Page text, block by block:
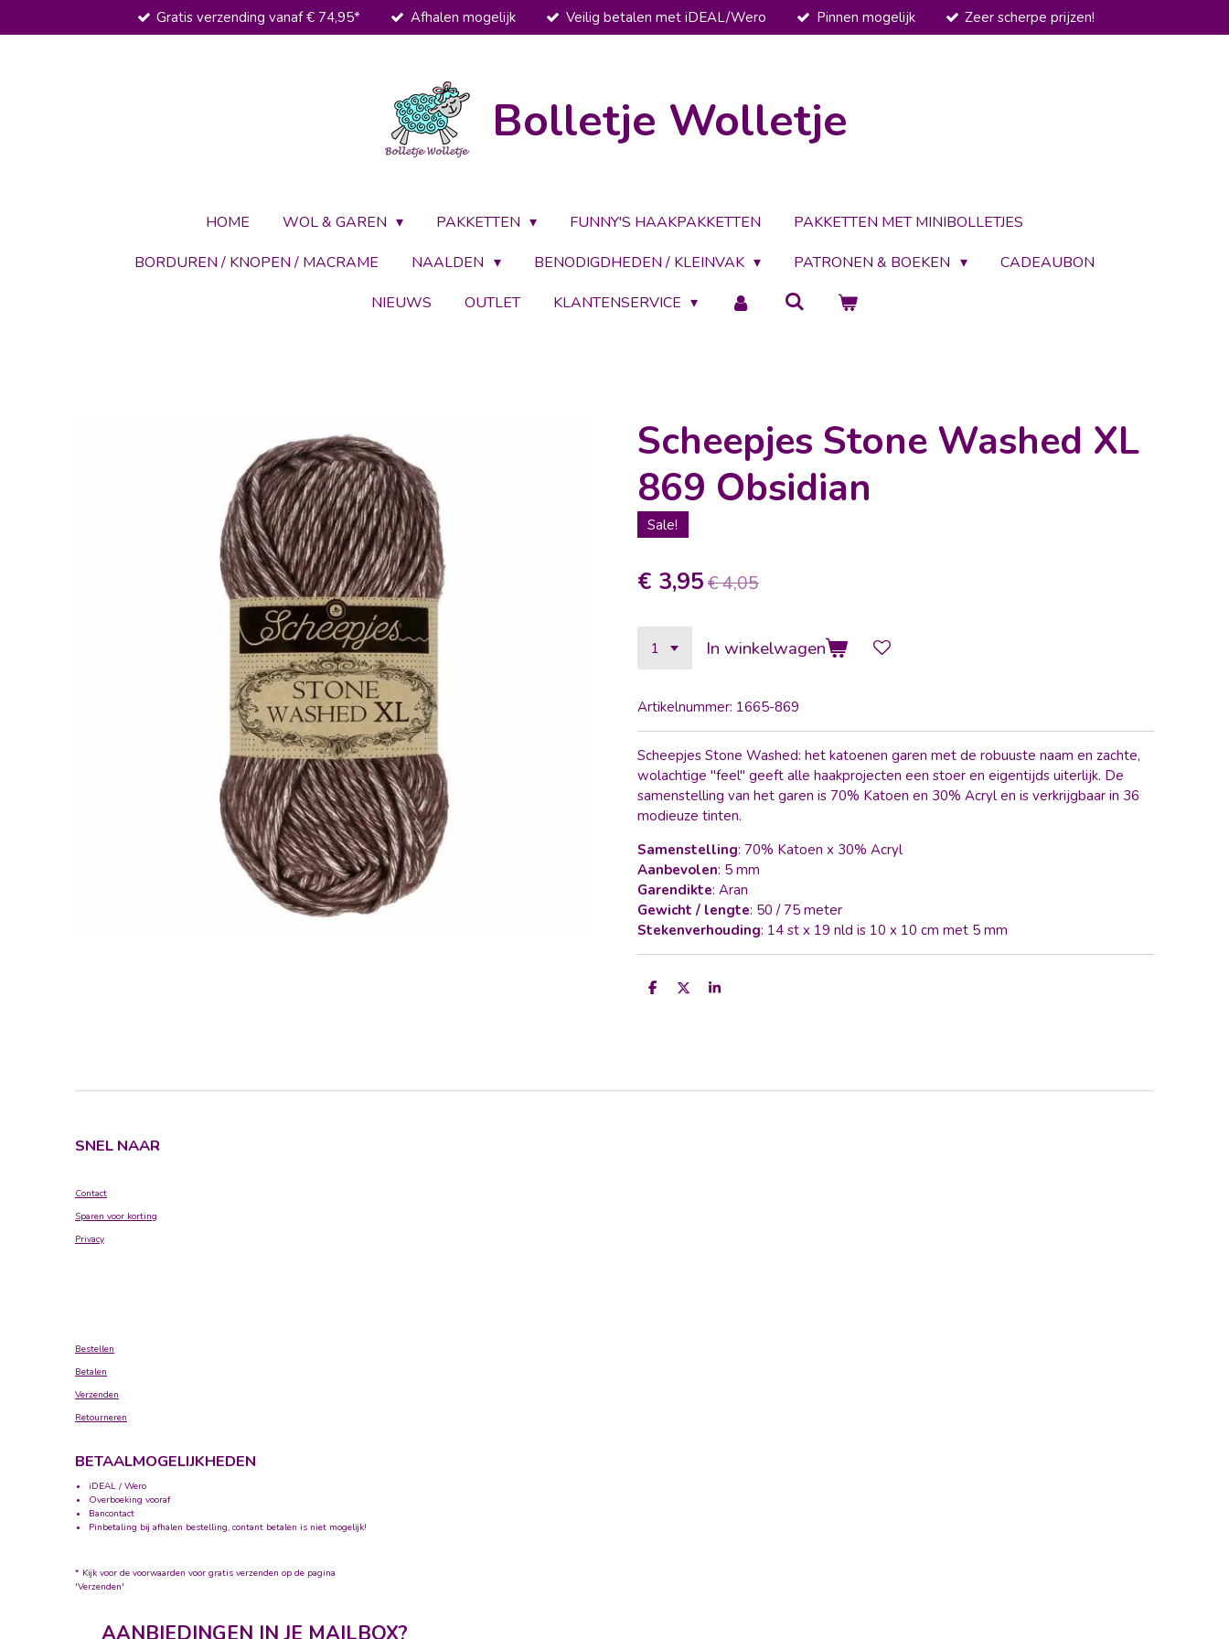
direct
Gratis verzending vanaf € 74,95* Afhalen mogelijk Veilig betalen met iDEAL/Wero Pinnen mogelijk Zeer scherpe prijzen!
Bolletje Wolletje
HOME WOL & GAREN PAKKETTEN FUNNY'S HAAKPAKKETTEN
PAKKETTEN MET MINIBOLLETJES
BORDUREN / KNOPEN / MACRAME
NAALDEN BENODIGDHEDEN / KLEINVAK PATRONEN & BOEKEN
CADEAUBON
NIEUWS
OUTLET KLANTENSERVICE
Scheepjes Stone Washed XL
869 Obsidian
Sale!
€ 3,95€ 4,05
In winkelwagen
Artikelnummer: 1665-869
Scheepjes Stone Washed: het katoenen garen met de robuuste naam en zachte,
wolachtige "feel" geeft alle haakprojecten een stoer en eigentijds uiterlijk. De
samenstelling van het garen is 70% Katoen en 30% Acryl en is verkrijgbaar in 36
modieuze tinten.
Samenstelling: 70% Katoen x 30% Acryl
Aanbevolen: 5 mm
Garendikte: Aran
Gewicht / lengte: 50 / 75 meter
Stekenverhouding: 14 st x 19 nld is 10 x 10 cm met 5 mm
D
D
S
SNEL NAAR
Contact
Sparen voor korting
Privacy
Bestellen
Betalen
Verzenden
Retourneren
BETAALMOGELIJKHEDEN
iDEAL / Wero
Overboeking vooraf
Bancontact
Pinbetaling bij afhalen bestelling, contant betalen is niet mogelijk!
* Kijk voor de voorwaarden voor gratis verzenden op de pagina
'Verzenden'
AANBIEDINGEN IN JE MAILBOX?